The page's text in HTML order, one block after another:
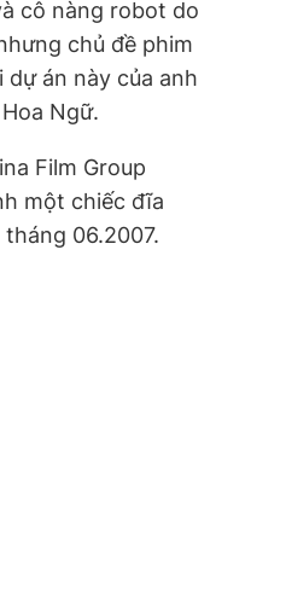
cô nàng robot do
chủ đề phim
án này của anh
Ngữ.
Film Group
một chiếc đĩa
06.2007.